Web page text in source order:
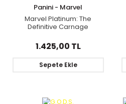
Panini - Marvel
Marvel Platinum: The
Definitive Carnage
1.425,00 TL
Sepete Ekle